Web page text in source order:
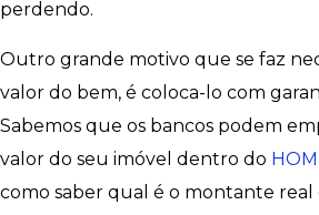
perdendo.
Outro grande motivo que se faz
valor do bem, é coloca-lo com
Sabemos que os bancos podem
valor do seu imóvel dentro do
como saber qual é o montante real